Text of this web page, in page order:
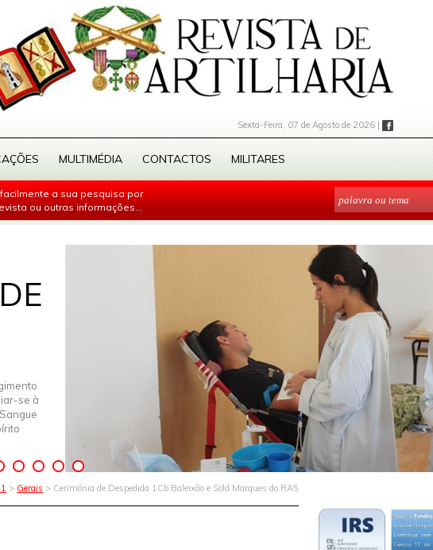
Sexta-Feira, 07 de Agosto de 2026 |
MULTIMÉDIA CONTACTOS MILITARES
a sua pesquisa por
ou outras informações...
se à
> Gerais > Cerimónia de Despedida 1Cb Baleixão e Sold Marques do RA5